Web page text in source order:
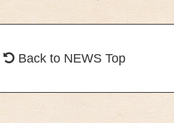
Back to NEWS Top